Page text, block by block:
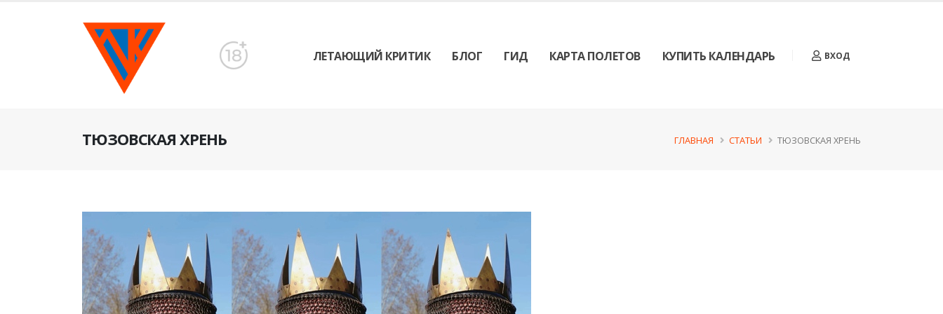
ЛЕТАЮЩИЙ КРИТИК БЛОГ ГИД КАРТА ПОЛЕТОВ КУПИТЬ КАЛЕНДАРЬ ВХОД
ТЮЗОВСКАЯ ХРЕНЬ ГЛАВНАЯ СТАТЬИ ТЮЗОВСКАЯ ХРЕНЬ